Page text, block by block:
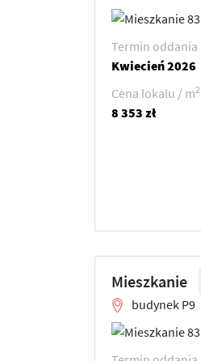
Termin oddania
Kwiecień 2026
Cena lokalu / m2
8 353 zł
Mieszkanie
budynek P9